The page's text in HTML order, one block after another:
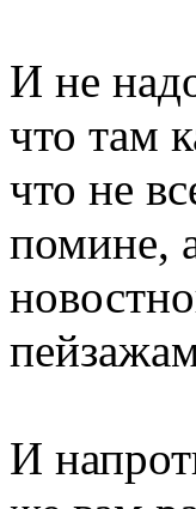
И не
что там
что не
помине,
И